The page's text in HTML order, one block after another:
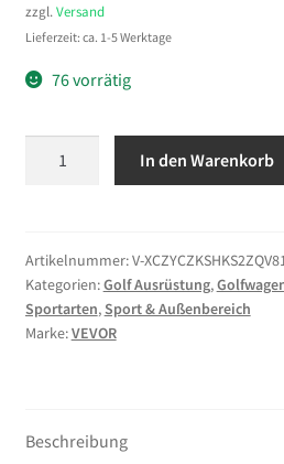
zzgl. Versand
Lieferzeit: ca. 1-5 Werktage
76 vorrätig
2-
Sitzer-
Golfwagen
(die
Club
In den Warenkorb
Artikelnummer:V-
Kategorien:Golf Ausrüstung,
Sportarten,Sport & Außenbereich
Marke:VEVOR
Beschreibung